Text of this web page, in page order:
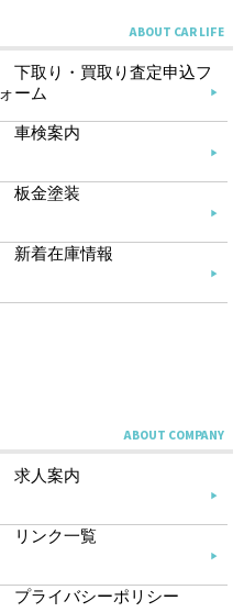
下取り・買取り査定申込フ
ォーム
車検案内
板金塗装
新着在庫情報
求人案内
リンク一覧
プライバシーポリシー